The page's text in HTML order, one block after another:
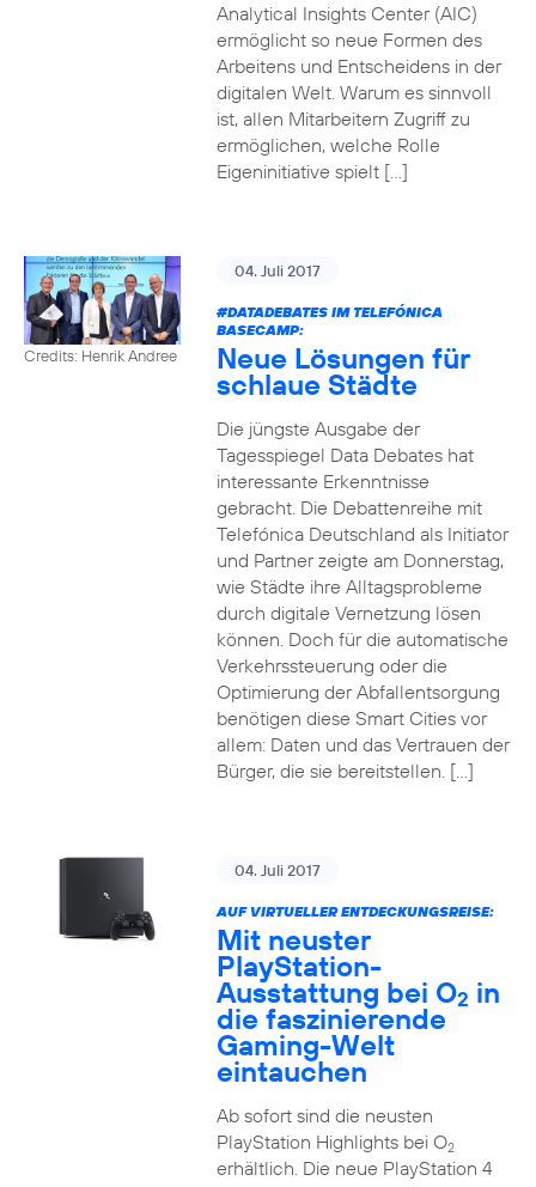
Analytical Insights Center (AIC)
ermöglicht so neue Formen des
Arbeitens und Entscheidens in der
digitalen Welt. Warum es sinnvoll
ist, allen Mitarbeitern Zugriff zu
ermöglichen, welche Rolle
Eigeninitiative spielt […]
Credits: Henrik Andree
04. Juli 2017
#DATADEBATESIM TELEFÓNICA
BASECAMP:
Neue Lösungen für
schlaue Städte
Die jüngste Ausgabe der
Tagesspiegel Data Debates hat
interessante Erkenntnisse
gebracht. Die Debattenreihe mit
Telefónica Deutschland als Initiator
und Partner zeigte am Donnerstag,
wie Städte ihre Alltagsprobleme
durch digitale Vernetzung lösen
können. Doch für die automatische
Verkehrssteuerung oder die
Optimierung der Abfallentsorgung
benötigen diese Smart Cities vor
allem: Daten und das Vertrauen der
Bürger, die sie bereitstellen. […]
04. Juli 2017
AUF VIRTUELLER ENTDECKUNGSREISE:
Mit neuster
PlayStation-
Ausstattung bei O2 in
die faszinierende
Gaming-Welt
eintauchen
Ab sofort sind die neusten
PlayStation Highlights bei O2
erhältlich. Die neue PlayStation 4